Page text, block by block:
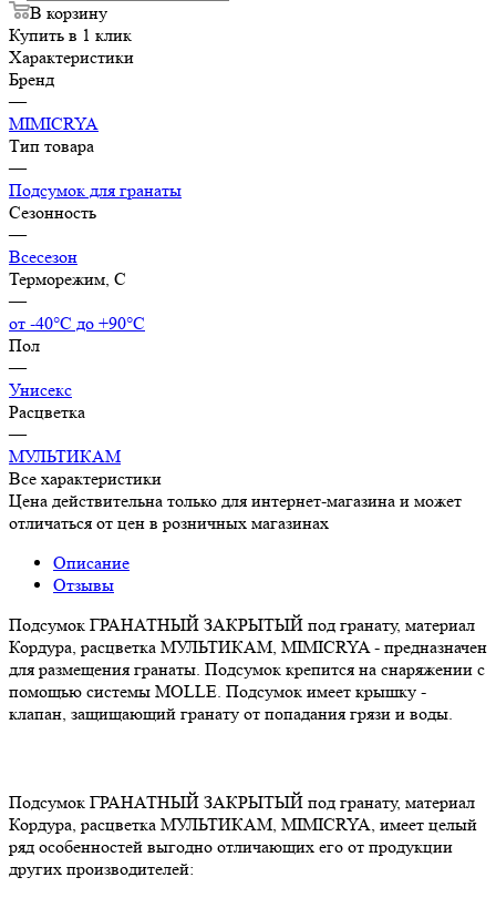
В корзину
Купить в 1 клик
Характеристики
Бренд
—
MIMICRYA
Тип товара
—
Подсумок для гранаты
Сезонность
—
Всесезон
Терморежим, C
—
от -40°С до +90°С
Пол
—
Унисекс
Расцветка
—
МУЛЬТИКАМ
Все характеристики
Цена действительна только для интернет-магазина и может
отличаться от цен в розничных магазинах
Описание
Отзывы
Подсумок ГРАНАТНЫЙ ЗАКРЫТЫЙ под гранату, материал
Кордура, расцветка МУЛЬТИКАМ, MIMICRYA - предназначен
для размещения гранаты. Подсумок крепится на снаряжении с
помощью системы MOLLE. Подсумок имеет крышку -
клапан, защищающий гранату от попадания грязи и воды.
Подсумок ГРАНАТНЫЙ ЗАКРЫТЫЙ под гранату, материал
Кордура, расцветка МУЛЬТИКАМ, MIMICRYA, имеет целый
ряд особенностей выгодно отличающих его от продукции
других производителей: